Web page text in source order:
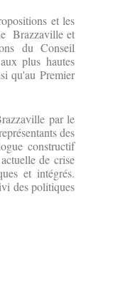
et les
Brazzaville et
du Conseil
plus hautes
qu'au Premier
par le
des
constructif
de crise
et intégrés.
des politiques